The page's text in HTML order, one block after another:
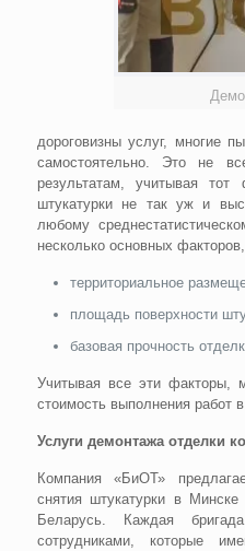
дороговизны услуг, многие
самостоятельно. Это не
результатам, учитывая
штукатурки не так уж и
любому
несколько основных
территориальное
площадь поверхности
базовая прочность
Учитывая все эти факторы,
стоимость выполнения работ
Услуги демонтажа отделки
Компания «БиОТ»
снятия штукатурки в
Беларусь. Каждая
сотрудниками, которые